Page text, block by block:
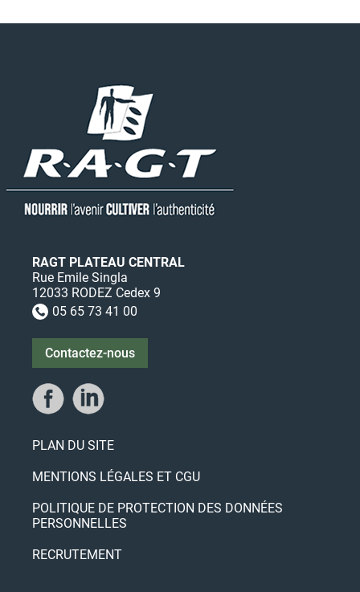
RAGT PLATEAU CENTRAL
Rue Emile Singla
12033 RODEZ Cedex 9
 05 65 73 41 00
Contactez-nous
PLAN DU SITE
MENTIONS LÉGALES ET CGU
POLITIQUE DE PROTECTION DES DONNÉES
PERSONNELLES
RECRUTEMENT